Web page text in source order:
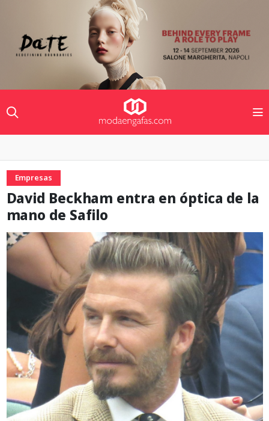
Empresas
David Beckham entra en óptica de la
mano de Safilo